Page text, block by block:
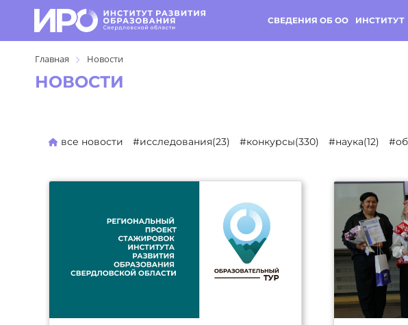
СВЕДЕНИЯ ОБ ОО ИНСТИТУТ
Главная Новости
НОВОСТИ
все новости #исследования(23) #конкурсы(330) #наука(12)